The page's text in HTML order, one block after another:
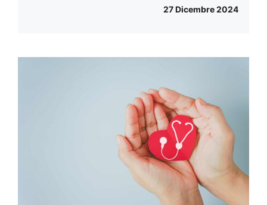
27 Dicembre 2024